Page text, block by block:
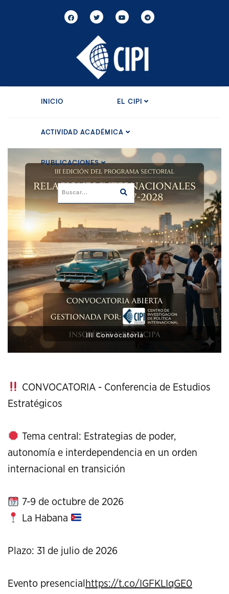
INICIO EL CIPI
ACTIVIDAD ACADÉMICA
PUBLICACIONES
XI Conference on Strategic Studies
CONVOCATORIA - Conferencia de Estudios
Estratégicos
Tema central: Estrategias de poder,
autonomía e interdependencia en un orden
internacional en transición
7-9 de octubre de 2026
La Habana
Plazo: 31 de julio de 2026
Evento presencial https://t.co/IGFKLIqGE0